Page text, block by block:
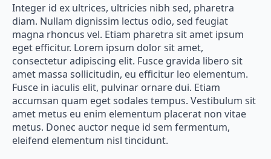
Integer id ex ultrices, ultricies nibh sed, pharetra
diam. Nullam dignissim lectus odio, sed feugiat
magna rhoncus vel. Etiam pharetra sit amet ipsum
eget efficitur. Lorem ipsum dolor sit amet,
consectetur adipiscing elit. Fusce gravida libero sit
amet massa sollicitudin, eu efficitur leo elementum.
Fusce in iaculis elit, pulvinar ornare dui. Etiam
accumsan quam eget sodales tempus. Vestibulum sit
amet metus eu enim elementum placerat non vitae
metus. Donec auctor neque id sem fermentum,
eleifend elementum nisl tincidunt.